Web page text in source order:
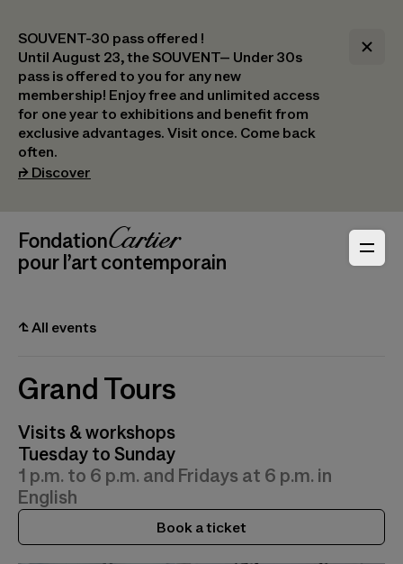
SOUVENT-30 pass offered !
Until August 23, the SOUVENT– Under 30s
pass is offered to you for any new
membership! Enjoy free and unlimited access
for one year to exhibitions and benefit from
exclusive advantages. Visit once. Come back
often.
⮣ Discover
Header Navigation
_logoFondation Cartier
pour l’art contemporain
⮤All events
Grand Tours
Visits & workshops
Tuesday to Sunday
1 p.m. to 6 p.m. and Fridays at 6 p.m. in
English
Book a ticket